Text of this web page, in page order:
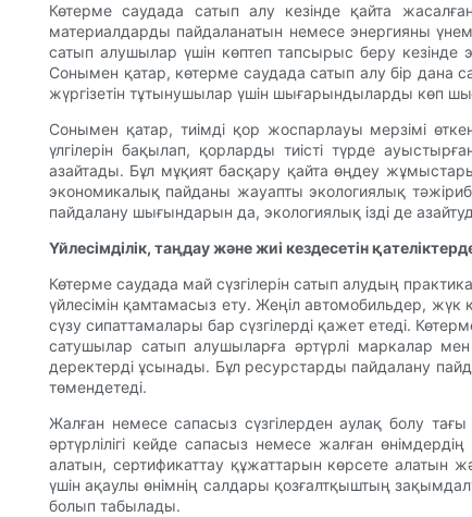
Көтерме саудада сатып алу кезінде қайта
материалдарды пайдаланатын немесе энергияны
сатып алушылар үшін көптеп тапсырыс беру кезінде
Сонымен қатар, көтерме саудада сатып алу бір дана
жүргізетін тұтынушылар үшін шығарындыларды көп
Сонымен қатар, тиімді қор жоспарлауы мерзімі
үлгілерін бақылап, қорларды тиісті түрде
азайтады. Бұл мұқият басқару қайта өңдеу
экономикалық пайданы жауапты экологиялық
пайдалану шығындарын да, экологиялық ізді де
Үйлесімділік, таңдау және жиі кездесетін
Көтерме саудада май сүзгілерін сатып алудың
үйлесімін қамтамасыз ету. Жеңіл автомобильдер, жүк
сүзу сипаттамалары бар сүзгілерді қажет етеді.
сатушылар сатып алушыларға әртүрлі маркалар
деректерді ұсынады. Бұл ресурстарды пайдалану
төмендетеді.
Жалған немесе сапасыз сүзгілерден аулақ болу
әртүрлілігі кейде сапасыз немесе жалған
алатын, сертификаттау құжаттарын көрсете алатын
үшін ақаулы өнімнің салдары қозғалтқыштың
болып табылады.